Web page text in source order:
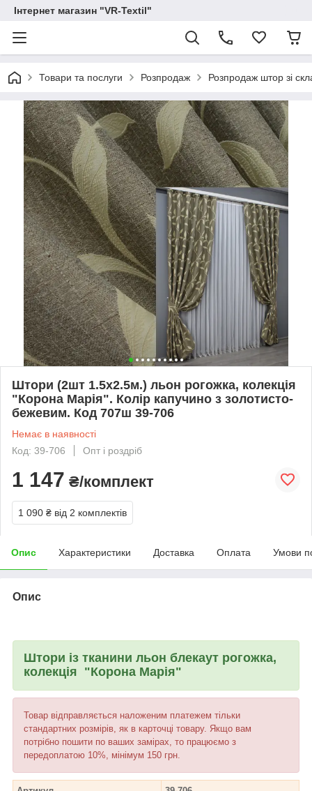
Інтернет магазин "VR-Textil"
Товари та послуги Розпродаж Розпродаж штор зі
Штори (2шт 1.5х2.5м.) льон рогожка, колекція
"Корона Марія". Колір капучино з золотисто-
бежевим. Код 707ш 39-706
Немає в наявності
Код: 39-706
Опт і роздріб
1 147 ₴/комплект
1 090 ₴ від 2 комплектів
Опис Характеристики Доставка Оплата Умови
Опис
Штори із тканини льон блекаут рогожка,
колекція "Корона Марія"
Товар відправляється наложеним платежем тільки
стандартних розмірів, як в карточці товару. Якщо вам
потрібно пошити по ваших замірах, то працюємо з
передоплатою 10%, мінімум 150 грн.